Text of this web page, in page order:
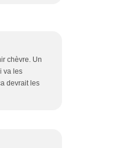
chèvre. Un
va les
devrait les